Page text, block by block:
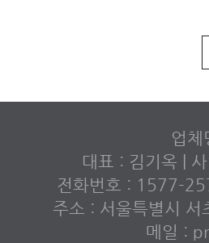
업체
대표 : 김기옥 |
전화번호 : 1577-
주소 : 서울특별시
메일 :